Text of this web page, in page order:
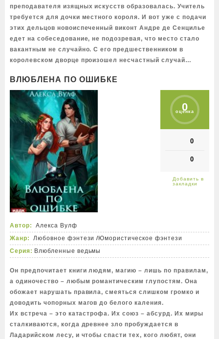
преподавателя изящных искусств образовалась. Учитель
требуется для дочки местного короля. И вот уже с подачи
этих дельцов новоиспеченный виконт Андре де Сенцилье
едет на собеседование, не подозревая, что место стало
вакантным не случайно. С его предшественником в
королевском дворце произошел несчастный случай…
ВЛЮБЛЕНА ПО ОШИБКЕ
0
оценка
0
0
Автор:
Алекса Вулф
Жанр:
Любовное фэнтези /Юмористическое фэнтези
Серия: Влюбленные ведьмы
Он предпочитает книги людям, магию – лишь по правилам,
а одиночество – любым романтическим глупостям. Она
обожает нарушать правила, смеяться слишком громко и
доводить чопорных магов до белого каления.
Их встреча – это катастрофа. Их союз – абсурд. Их миры
сталкиваются, когда древнее зло пробуждается в
Ладарийском лесу, и чтобы спасти тех, кого любят, они